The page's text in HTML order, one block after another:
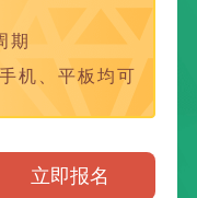
期
机、平板均可
立即报名